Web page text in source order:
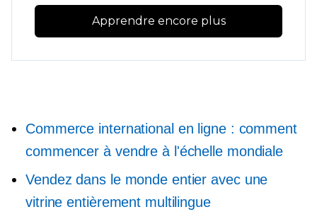
Apprendre encore plus
Commerce international en ligne : comment
commencer à vendre à l'échelle mondiale
Vendez dans le monde entier avec une
vitrine entièrement multilingue